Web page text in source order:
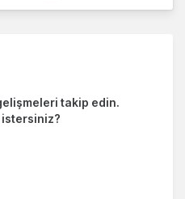
takip edin.
istersiniz?